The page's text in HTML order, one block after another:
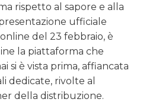
rispetto al sapore e alla
ufficiale
del 23 febbraio, è
la piattaforma che
si è vista prima, affiancata
dedicate, rivolte al
della distribuzione.